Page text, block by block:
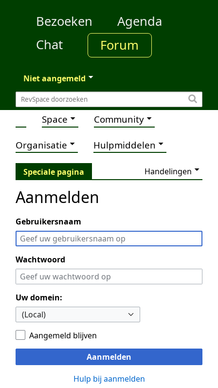
Bezoeken
Agenda
Chat
Forum
Niet aangemeld
Space Community
Organisatie Hulpmiddelen
Speciale pagina Handelingen
Aanmelden
Gebruikersnaam
Wachtwoord
Uw domein:
Aangemeld blijven
Aanmelden
Hulp bij aanmelden